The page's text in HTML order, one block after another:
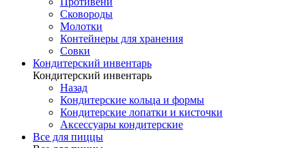
Сковороды
Молотки
Контейнеры для хранения
Совки
Кондитерский инвентарь
Кондитерский инвентарь
Назад
Кондитерские кольца и формы
Кондитерские лопатки и кисточки
Аксессуары кондитерские
Все для пиццы